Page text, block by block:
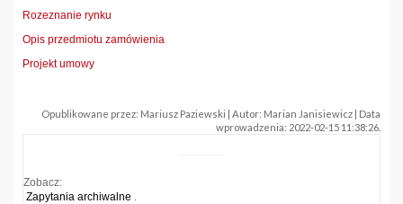
Rozeznanie rynku
Opis przedmiotu zamówienia
Projekt umowy
Opublikowane przez: Mariusz Paziewski | Autor: Marian Janisiewicz | Data
wprowadzenia: 2022-02-15 11:38:26.
Zobacz:
Zapytania archiwalne .